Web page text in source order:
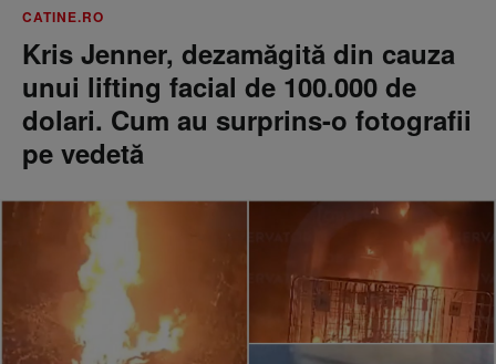
CATINE.RO
Kris Jenner, dezamăgită din cauza
unui lifting facial de 100.000 de
dolari. Cum au surprins-o fotografii
pe vedetă